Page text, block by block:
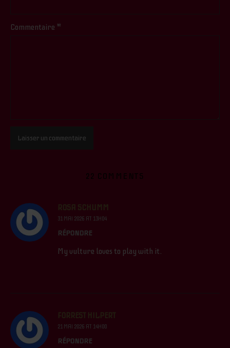
Commentaire *
22 COMMENTS
ROSA SCHUMM
31 MAI 2026 AT 13H04
RÉPONDRE
My vulture loves to play with it.
FORREST HILPERT
21 MAI 2026 AT 14H00
RÉPONDRE